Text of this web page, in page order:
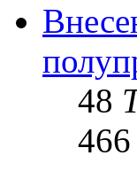
48
466